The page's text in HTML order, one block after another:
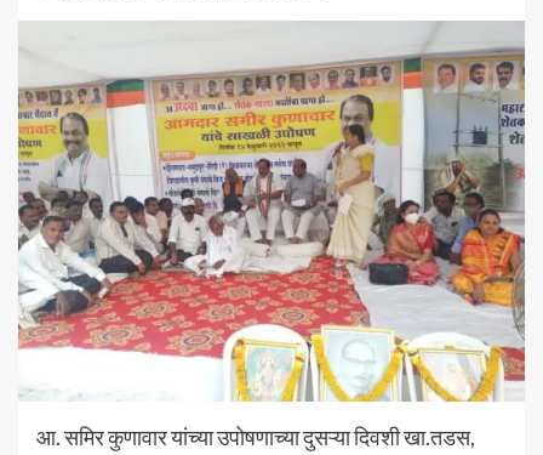
आ. समिर कुणावार यांच्या उपोषणाच्या दुसऱ्या दिवशी खा.तडस,